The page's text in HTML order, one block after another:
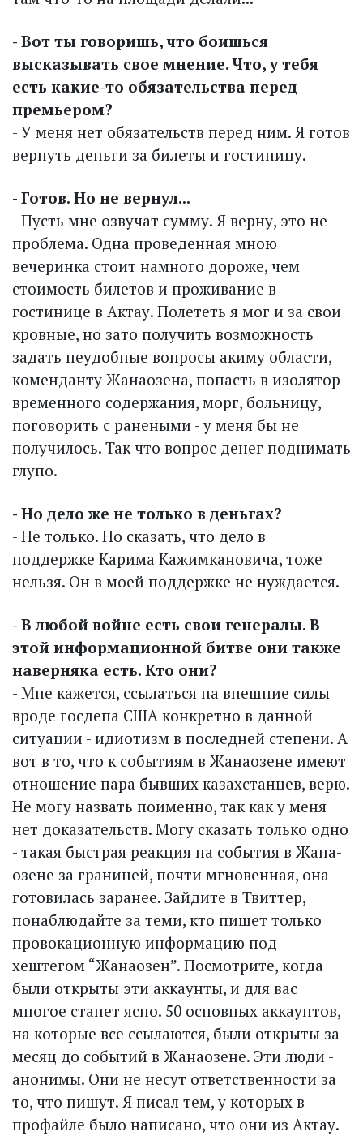
- Вот ты говоришь, что боишься
высказывать свое мнение. Что, у тебя
есть какие-то обязательства перед
премьером?
- У меня нет обязательств перед ним. Я готов
вернуть деньги за билеты и гостиницу.
- Готов. Но не вернул...
- Пусть мне озвучат сумму. Я верну, это не
проблема. Одна проведенная мною
вечеринка стоит намного дороже, чем
стоимость билетов и проживание в
гостинице в Актау. Полететь я мог и за свои
кровные, но зато получить возможность
задать неудобные вопросы акиму области,
коменданту Жанаозена, попасть в изолятор
временного содержания, морг, больницу,
поговорить с ранеными - у меня бы не
получилось. Так что вопрос денег поднимать
глупо.
- Но дело же не только в деньгах?
- Не только. Но сказать, что дело в
поддержке Карима Кажимкановича, тоже
нельзя. Он в моей поддержке не нуждается.
- В любой войне есть свои генералы. В
этой информационной битве они также
наверняка есть. Кто они?
- Мне кажется, ссылаться на внешние силы
вроде госдепа США конкретно в данной
ситуации - идиотизм в последней степени. А
вот в то, что к событиям в Жанаозене имеют
отношение пара бывших казахстанцев, верю.
Не могу назвать поименно, так как у меня
нет доказательств. Могу сказать только одно
- такая быстрая реакция на события в Жана­
озене за границей, почти мгновенная, она
готовилась заранее. Зайдите в Твиттер,
понаблюдайте за теми, кто пишет только
провокационную информацию под
хештегом “Жанаозен”. Посмотрите, когда
были открыты эти аккаунты, и для вас
многое станет ясно. 50 основных аккаунтов,
на которые все ссылаются, были открыты за
месяц до событий в Жанаозене. Эти люди -
анонимы. Они не несут ответственности за
то, что пишут. Я писал тем, у которых в
профайле было написано, что они из Актау.